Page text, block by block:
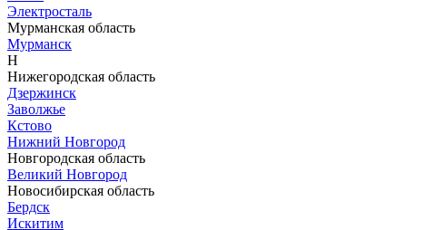
Электросталь
Мурманская область
Мурманск
Н
Нижегородская область
Дзержинск
Заволжье
Кстово
Нижний Новгород
Новгородская область
Великий Новгород
Новосибирская область
Бердск
Искитим